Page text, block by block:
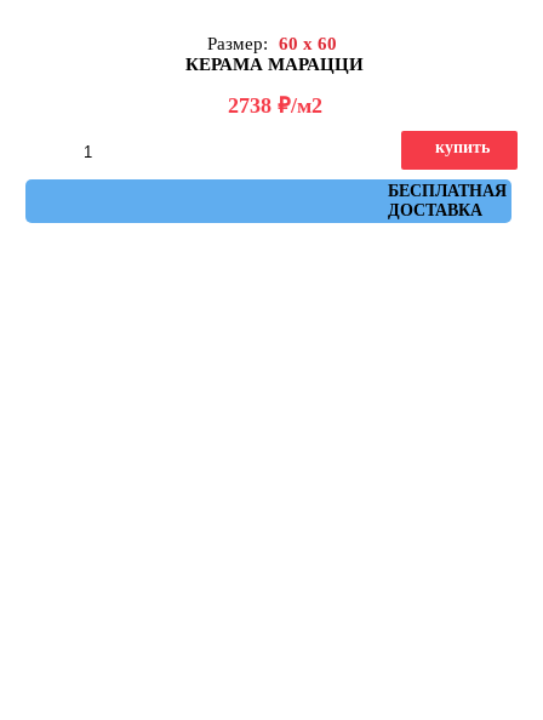
Размер:
60 x 60
КЕРАМА МАРАЦЦИ
2738 д/м2
БЕСПЛАТНАЯ
ДОСТАВКА
купить